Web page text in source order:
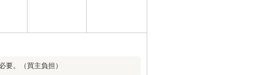
。（買主負担）